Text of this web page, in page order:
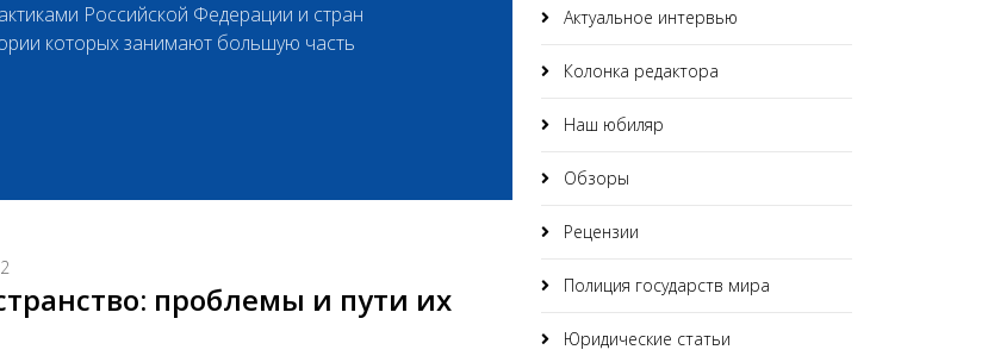
Российской Федерации и стран
которых занимают большую часть
проблемы и пути их
Актуальное интервью
Колонка редактора
Наш юбиляр
Обзоры
Рецензии
Полиция государств мира
Юридические статьи